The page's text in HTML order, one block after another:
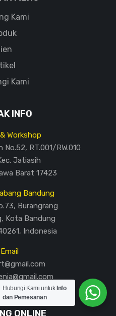
Kami
Kami
INFO
Workshop
No.52, RT.001/RW.010
Jatiasih
Barat 17423
Bandung
Burangrang
Kota Bandung
Indonesia
Email
ONLINE
Hubungi Kami untuk Info
dan Pemesanan